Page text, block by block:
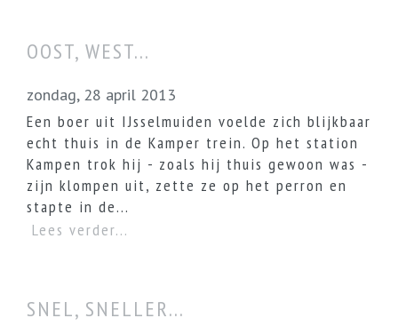
OOST, WEST...
zondag, 28 april 2013
Een boer uit IJsselmuiden voelde zich blijkbaar
echt thuis in de Kamper trein. Op het station
Kampen trok hij - zoals hij thuis gewoon was -
zijn klompen uit, zette ze op het perron en
stapte in de...
Lees verder...
SNEL, SNELLER...